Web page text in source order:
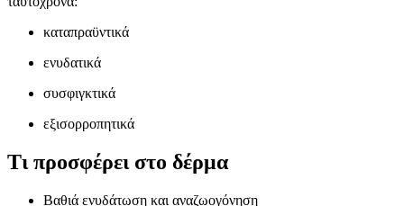
καταπραϋντικά
ενυδατικά
συσφιγκτικά
εξισορροπητικά
Τι προσφέρει στο δέρμα
Βαθιά ενυδάτωση και αναζωογόνηση